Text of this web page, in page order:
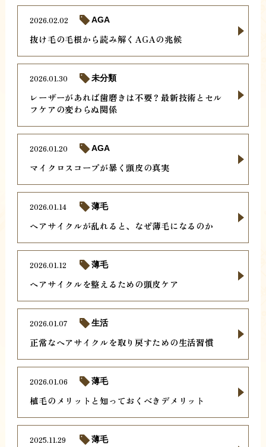
抜け毛の毛根から読み解くAGAの兆候
2026.02.02 AGA
レーザーがあれば歯磨きは不要？最新技術とセル
フケアの変わらぬ関係
2026.01.30 未分類
マイクロスコープが暴く頭皮の真実
2026.01.20 AGA
ヘアサイクルが乱れると、なぜ薄毛になるのか
2026.01.14 薄毛
ヘアサイクルを整えるための頭皮ケア
2026.01.12 薄毛
正常なヘアサイクルを取り戻すための生活習慣
2026.01.07 生活
植毛のメリットと知っておくべきデメリット
2026.01.06 薄毛
2025.11.29 薄毛